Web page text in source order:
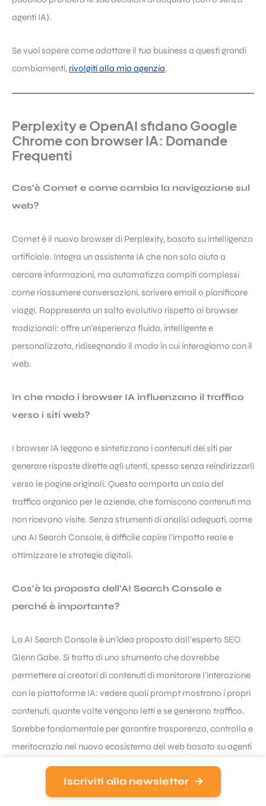
agenti IA).
Se vuoi sapere come adattare il tuo business a questi grandi
cambiamenti, rivolgiti alla mia agenzia.
Perplexity e OpenAI sfidano Google
Chrome con browser IA: Domande
Frequenti
Cos’è Comet e come cambia la navigazione sul
web?
Comet è il nuovo browser di Perplexity, basato su intelligenza
artificiale. Integra un assistente IA che non solo aiuta a
cercare informazioni, ma automatizza compiti complessi
come riassumere conversazioni, scrivere email o pianificare
viaggi. Rappresenta un salto evolutivo rispetto ai browser
tradizionali: offre un’esperienza fluida, intelligente e
personalizzata, ridisegnando il modo in cui interagiamo con il
web.
In che modo i browser IA influenzano il traffico
verso i siti web?
I browser IA leggono e sintetizzano i contenuti dei siti per
generare risposte dirette agli utenti, spesso senza reindirizzarli
verso le pagine originali. Questo comporta un calo del
traffico organico per le aziende, che forniscono contenuti ma
non ricevono visite. Senza strumenti di analisi adeguati, come
una AI Search Console, è difficile capire l’impatto reale e
ottimizzare le strategie digitali.
Cos’è la proposta dell’AI Search Console e
perché è importante?
La AI Search Console è un’idea proposta dall’esperto SEO
Glenn Gabe. Si tratta di uno strumento che dovrebbe
permettere ai creatori di contenuti di monitorare l’interazione
con le piattaforme IA: vedere quali prompt mostrano i propri
contenuti, quante volte vengono letti e se generano traffico.
Sarebbe fondamentale per garantire trasparenza, controllo e
meritocrazia nel nuovo ecosistema del web basato su agenti
Iscriviti alla newsletter